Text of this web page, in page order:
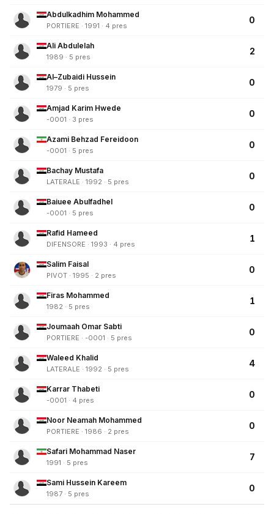
Abdulkadhim Mohammed
PORTIERE · 1991 · 4 pres
0
Ali Abdulelah
1989 · 5 pres
2
Al–Zubaidi Hussein
1979 · 5 pres
0
Amjad Karim Hwede
-0001 · 3 pres
0
Azami Behzad Fereidoon
-0001 · 5 pres
0
Bachay Mustafa
LATERALE · 1992 · 5 pres
0
Baiuee Abulfadhel
-0001 · 5 pres
0
Rafid Hameed
DIFENSORE · 1993 · 4 pres
1
Salim Faisal
PIVOT · 1995 · 2 pres
0
Firas Mohammed
1982 · 5 pres
1
Joumaah Omar Sabti
PORTIERE · -0001 · 5 pres
0
Waleed Khalid
LATERALE · 1992 · 5 pres
4
Karrar Thabeti
-0001 · 4 pres
0
Noor Neamah Mohammed
PORTIERE · 1986 · 2 pres
0
Safari Mohammad Naser
1991 · 5 pres
7
Sami Hussein Kareem
1987 · 5 pres
0